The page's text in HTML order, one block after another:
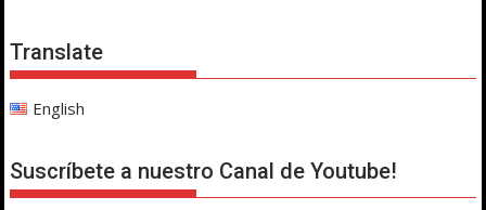
Translate
English
Suscríbete a nuestro Canal de Youtube!